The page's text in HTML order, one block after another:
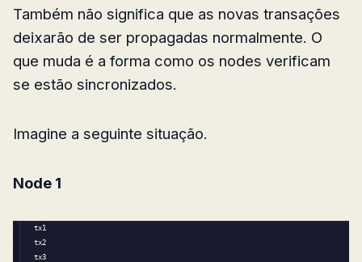
Também não significa que as novas transações
deixarão de ser propagadas normalmente. O
que muda é a forma como os nodes verificam
se estão sincronizados.
Imagine a seguinte situação.
Node 1
tx1
tx2
tx3